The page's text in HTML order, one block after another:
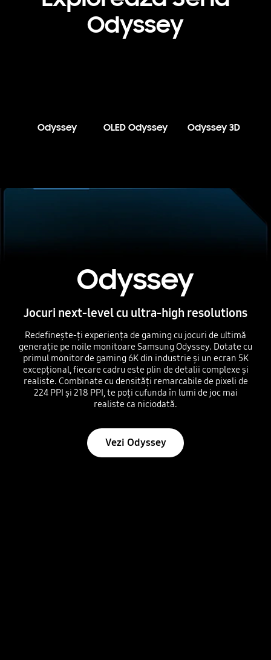
Odyssey
Odyssey OLED Odyssey Odyssey 3D
Odyssey
Jocuri next-level cu ultra-high resolutions
Redefinește-ți experiența de gaming cu jocuri de ultimă
generație pe noile monitoare Samsung Odyssey. Dotate cu
primul monitor de gaming 6K din industrie și un ecran 5K
excepțional, fiecare cadru este plin de detalii complexe și
realiste. Combinate cu densități remarcabile de pixeli de
224 PPI și 218 PPI, te poți cufunda în lumi de joc mai
realiste ca niciodată.
Vezi Odyssey